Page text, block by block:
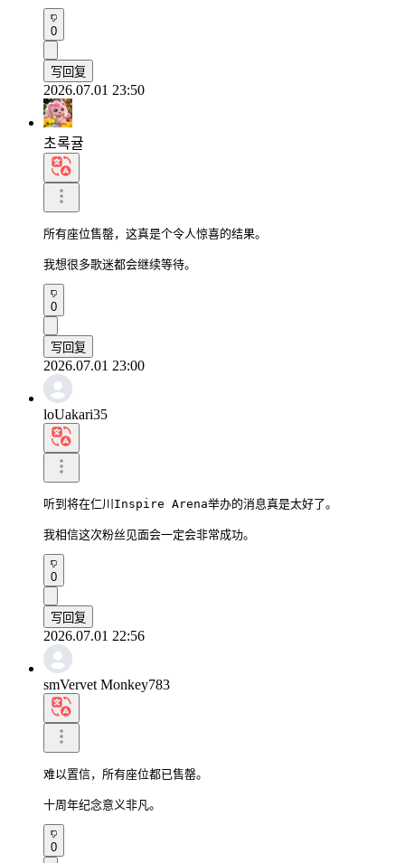
0
写回复
2026.07.01 23:50
초록귤
所有座位售罄，这真是个令人惊喜的结果。
我想很多歌迷都会继续等待。
0
写回复
2026.07.01 23:00
loUakari35
听到将在仁川Inspire Arena举办的消息真是太好了。
我相信这次粉丝见面会一定会非常成功。
0
写回复
2026.07.01 22:56
smVervet Monkey783
难以置信，所有座位都已售罄。
十周年纪念意义非凡。
0